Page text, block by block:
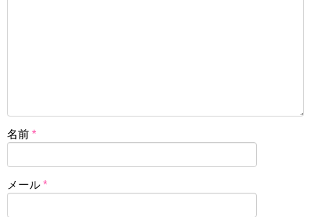
名前 *
メール *